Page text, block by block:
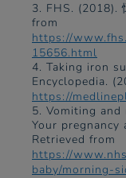
3. FHS. (2018).
from
https://
15656.html
4. Taking iron
Encyclopedia.
https://
5. Vomiting
Your pregnancy
Retrieved from
https://
baby/morning-